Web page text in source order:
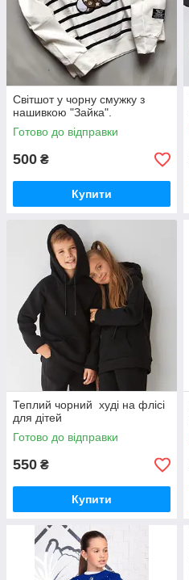
Світшот у чорну смужку з
нашивкою "Зайка".
Готово до відправки
500 ₴
Купити
Теплий чорний худі на флісі
для дітей
Готово до відправки
550 ₴
Купити